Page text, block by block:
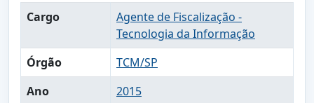
Cargo
Agente de Fiscalização -
Tecnologia da Informação
Órgão
TCM/SP
Ano
2015